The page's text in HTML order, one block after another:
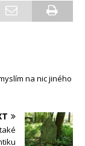
na nic jiného